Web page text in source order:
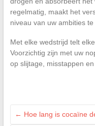
regelmatig, maakt het
niveau van uw ambities te
Met elke wedstrijd telt
Voorzichtig zijn met uw
op slijtage, misstappen
← Hoe lang is cocaïne